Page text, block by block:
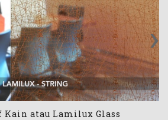
Kain atau Lamilux Glass
›